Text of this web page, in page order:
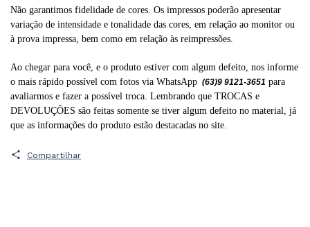
Não garantimos fidelidade de cores. Os impressos poderão apresentar
variação de intensidade e tonalidade das cores, em relação ao monitor ou
à prova impressa, bem como em relação às reimpressões.
Ao chegar para você, e o produto estiver com algum defeito, nos informe
o mais rápido possível com fotos via WhatsApp (63)9 9121-3651 para
avaliarmos e fazer a possível troca. Lembrando que TROCAS e
DEVOLUÇÕES são feitas somente se tiver algum defeito no material, já
que as informações do produto estão destacadas no site.
Compartilhar